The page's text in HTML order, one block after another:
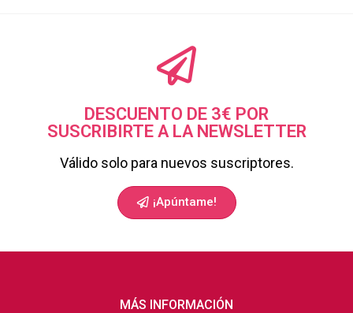
DESCUENTO DE 3€ POR
SUSCRIBIRTE A LA NEWSLETTER
Válido solo para nuevos suscriptores.
¡Apúntame!
MÁS INFORMACIÓN